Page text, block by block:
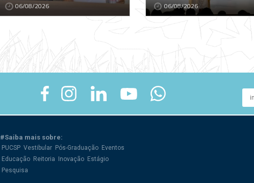
06/08/2026 06/08/2026
#Saiba mais sobre:
PUCSP Vestibular Pós-Graduação Eventos
Educação Reitoria Inovação Estágio
Pesquisa